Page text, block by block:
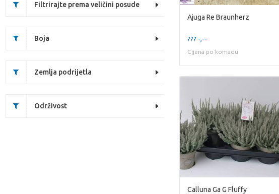
Filtrirajte prema veličini posude
Boja
Zemlja podrijetla
Održivost
Ajuga Re Braunherz
??? -,--
Cijena po komadu
Calluna Ga G Fluffy